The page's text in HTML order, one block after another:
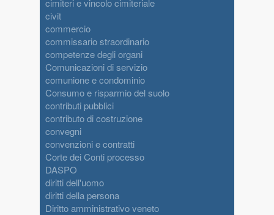
cimiteri e vincolo cimiteriale
civit
commercio
commissario straordinario
competenze degli organi
Comunicazioni di servizio
comunione e condominio
Consumo e risparmio del suolo
contributi pubblici
contributo di costruzione
convegni
convenzioni e contratti
Corte dei Conti processo
DASPO
diritti dell'uomo
diritti della persona
Diritto amministrativo veneto